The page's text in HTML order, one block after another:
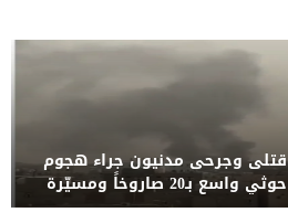
قتلى وجرحى مدنيون جراء هجوم
حوثي واسع بـ20 صاروخاً ومسيّرة
على مأرب وشبوة